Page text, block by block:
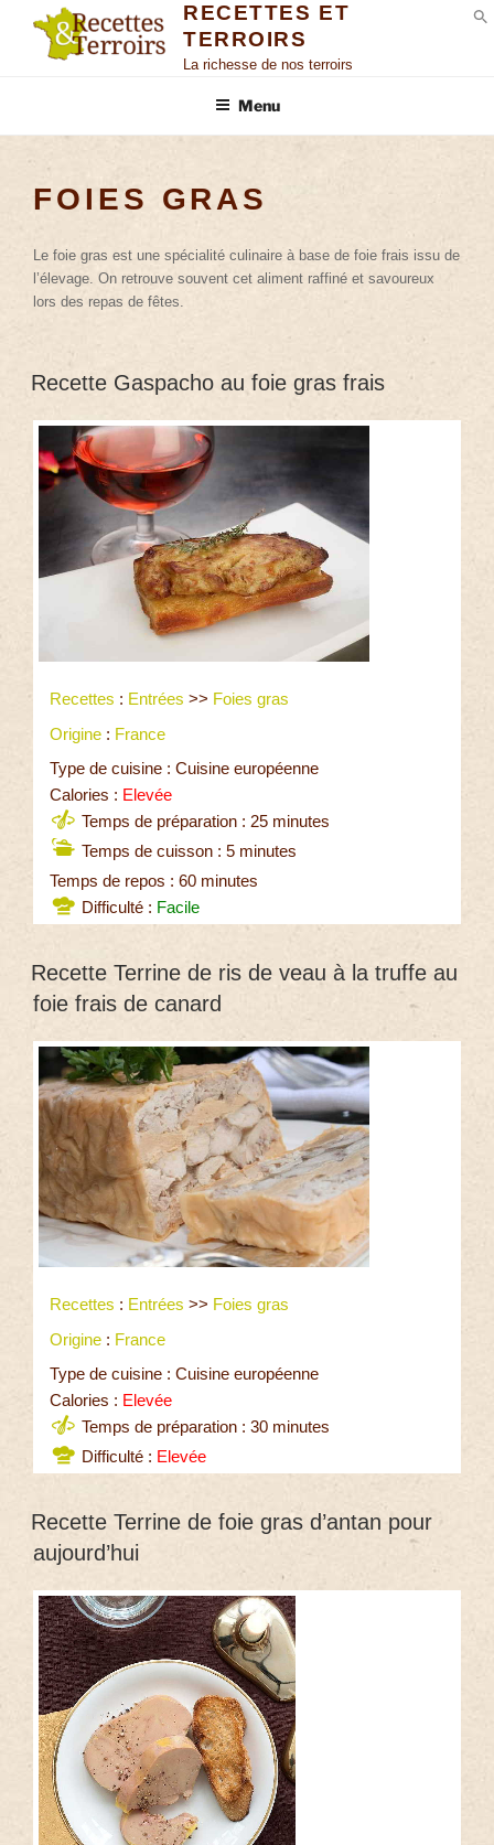
RECETTES ET
TERROIRS
La richesse de nos terroirs
Menu
FOIES GRAS
Le foie gras est une spécialité culinaire à base de foie frais issu de
l’élevage. On retrouve souvent cet aliment raffiné et savoureux
lors des repas de fêtes.
Recette Gaspacho au foie gras frais
Recettes : Entrées >> Foies gras
Origine : France
Type de cuisine : Cuisine européenne
Calories : Elevée
Temps de préparation : 25 minutes
Temps de cuisson : 5 minutes
Temps de repos : 60 minutes
Difficulté : Facile
Recette Terrine de ris de veau à la truffe au
foie frais de canard
Recettes : Entrées >> Foies gras
Origine : France
Type de cuisine : Cuisine européenne
Calories : Elevée
Temps de préparation : 30 minutes
Difficulté : Elevée
Recette Terrine de foie gras d’antan pour
aujourd’hui